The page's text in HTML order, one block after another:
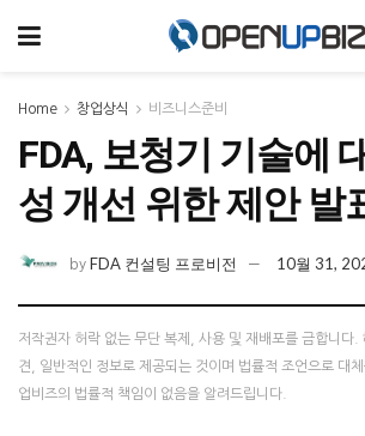
Home 창업상식 비즈니스준비
FDA, 보청기 기술에
성 개선 위한 제안 발
by FDA 컨설팅 프로비전 10월 31,
저작권자 허락 없는 무단 복제, 사용 및 재배포를 금합니다.
견, 일반적인 정보로 제공되는 것이며 법률적 조언으로 대
업비즈의 법률적 책임이 없음을 알려드립니다.